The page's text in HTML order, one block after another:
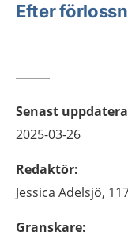
Efter
Senast
2025-03-26
Redaktör:
Jessica Adelsjö,
Granskare: